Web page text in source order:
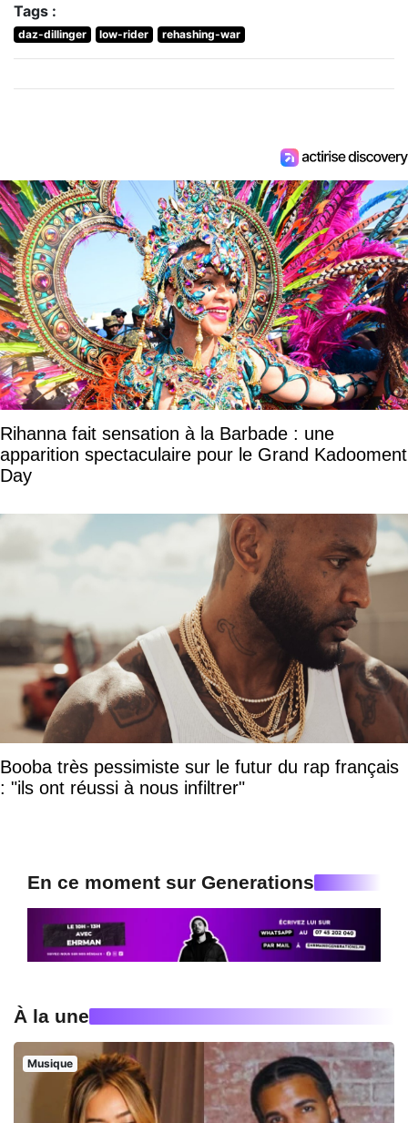
Tags :
daz-dillinger low-rider rehashing-war
Rihanna fait sensation à la Barbade : une
apparition spectaculaire pour le Grand Kadooment
Day
Booba très pessimiste sur le futur du rap français
: "ils ont réussi à nous infiltrer"
En ce moment sur Generations
À la une
Musique